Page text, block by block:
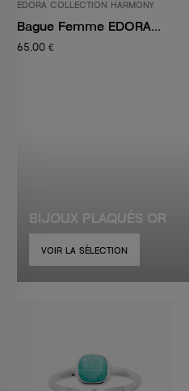
EDORA COLLECTION HARMONY
Bague Femme EDORA...
65,00 €
BIJOUX PLAQUÉS OR
VOIR LA SÉLECTION